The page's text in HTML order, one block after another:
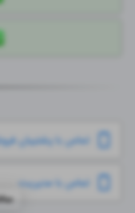
تماس با پشتیبان
تماس با مدیریت